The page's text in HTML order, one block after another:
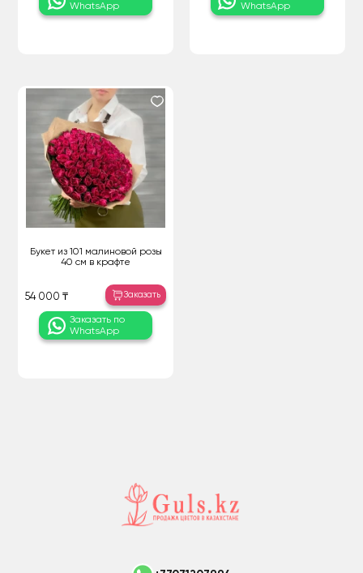
WhatsApp
WhatsApp
Букет из 101 малиновой розы
40 см в крафте
54 000 ₸ Заказать
Заказать по
WhatsApp